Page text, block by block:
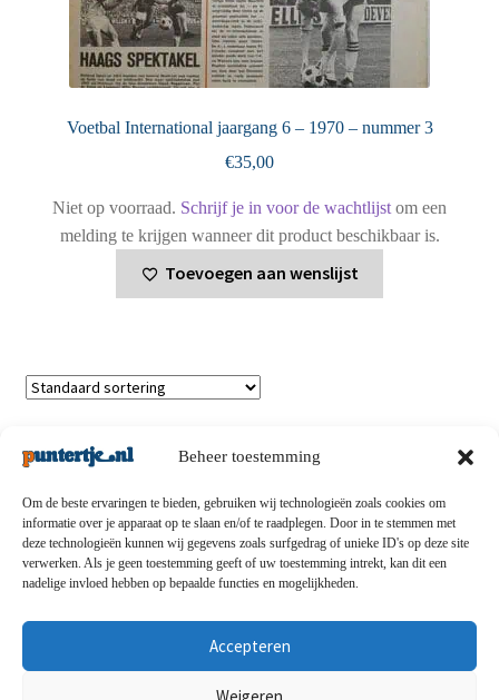
Beheer toestemming
Om de beste ervaringen te bieden, gebruiken wij technologieën zoals cookies om
informatie over je apparaat op te slaan en/of te raadplegen. Door in te stemmen met
deze technologieën kunnen wij gegevens zoals surfgedrag of unieke ID's op deze site
verwerken. Als je geen toestemming geeft of uw toestemming intrekt, kan dit een
nadelige invloed hebben op bepaalde functies en mogelijkheden.
Accepteren
Weigeren
Voetbal International jaargang 6 – 1970 – nummer 3
€35,00
Niet op voorraad. Schrijf je in voor de wachtlijst om een
melding te krijgen wanneer dit product beschikbaar is.
Toevoegen aan wenslijst
Privacybeleid-Verzending en retouren-Algemene
voorwaarden-Disclaimert-Betaalmethoden-Over ons
Contact